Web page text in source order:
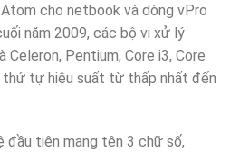
cho netbook và dòng vPro
năm 2009, các bộ vi xử lý
Pentium, Core i3, Core
thứ tự hiệu suất từ ​​thấp nhất đến
đầu tiên mang tên 3 chữ số,